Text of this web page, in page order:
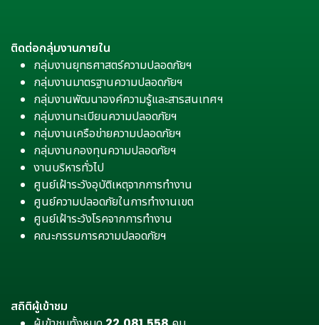
ติดต่อกลุ่มงานภายใน
กลุ่มงานยุทธศาสตร์ความปลอดภัยฯ
กลุ่มงานมาตรฐานความปลอดภัยฯ
กลุ่มงานพัฒนาองค์ความรู้และสารสนเทศฯ
กลุ่มงานทะเบียนความปลอดภัยฯ
กลุ่มงานเครือข่ายความปลอดภัยฯ
กลุ่มงานกองทุนความปลอดภัยฯ
งานบริหารทั่วไป
ศูนย์เฝ้าระวังอุบัติเหตุจากการทำงาน
ศูนย์ความปลอดภัยในการทำงานเขต
ศูนย์เฝ้าระวังโรคจากการทำงาน
คณะกรรมการความปลอดภัยฯ
สถิติผู้เข้าชม